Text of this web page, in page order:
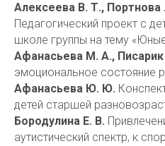
Алексеева В. Т., Портнова
Педагогический проект с
школе группы на тему
Афанасьева М. А., Писарик
эмоциональное состояние
Афанасьева Ю. Ю.
детей старшей
Бородулина Е. В.
аутистический спектр, к